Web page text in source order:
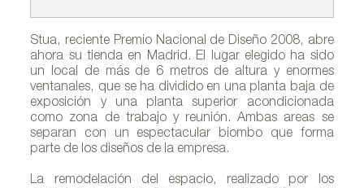
Stua, reciente Premio Nacional de Diseño 2008, abre
ahora su tienda en Madrid. El lugar elegido ha sido
un local de más de 6 metros de altura y enormes
ventanales, que se ha dividido en una planta baja de
exposición y una planta superior acondicionada
como zona de trabajo y reunión. Ambas areas se
separan con un espectacular biombo que forma
parte de los diseños de la empresa.
La remodelación del espacio, realizado por los